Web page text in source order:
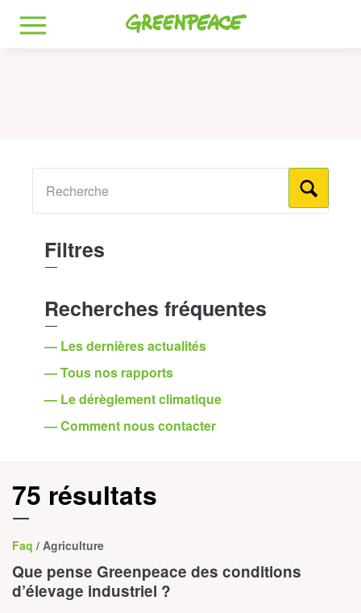
Greenpeace
MENU
Filtres
Recherches fréquentes
— Les dernières actualités
— Tous nos rapports
— Le dérèglement climatique
— Comment nous contacter
75 résultats
Faq / Agriculture
Que pense Greenpeace des conditions
d’élevage industriel ?